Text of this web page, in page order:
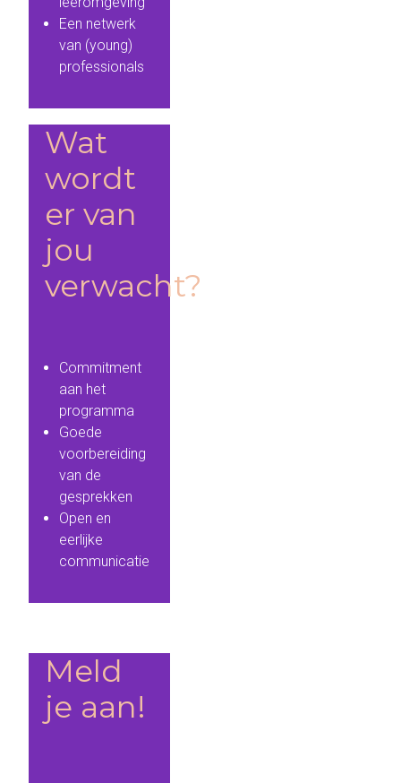
Een netwerk
van (young)
professionals
Wat
wordt
er van
jou
verwacht?
Commitment
aan het
programma
Goede
voorbereiding
van de
gesprekken
Open en
eerlijke
communicatie
Meld
je aan!